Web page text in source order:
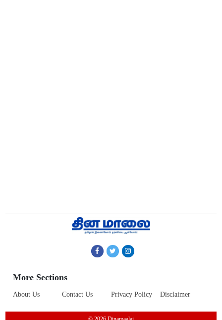
More Sections
About Us Contact Us Privacy Policy Disclaimer